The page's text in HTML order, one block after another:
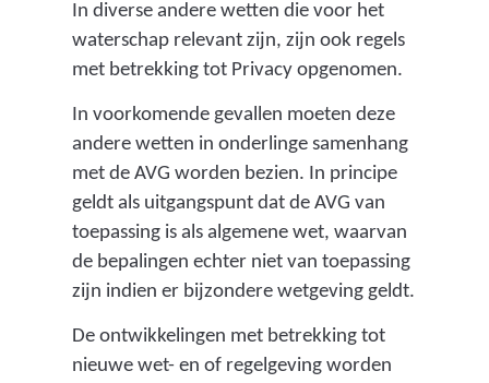
In diverse andere wetten die voor het
waterschap relevant zijn, zijn ook regels
met betrekking tot Privacy opgenomen.
In voorkomende gevallen moeten deze
andere wetten in onderlinge samenhang
met de AVG worden bezien. In principe
geldt als uitgangspunt dat de AVG van
toepassing is als algemene wet, waarvan
de bepalingen echter niet van toepassing
zijn indien er bijzondere wetgeving geldt.
De ontwikkelingen met betrekking tot
nieuwe wet- en of regelgeving worden